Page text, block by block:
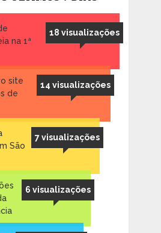
18 visualizações
na 1ª
14 visualizações
site
de
7 visualizações
São
6 visualizações